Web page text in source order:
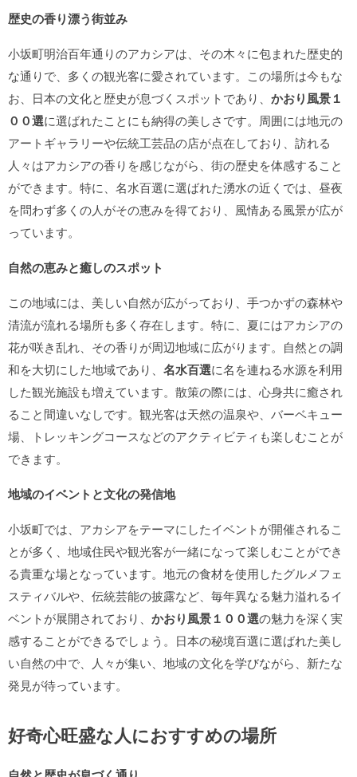
歴史の香り漂う街並み
小坂町明治百年通りのアカシアは、その木々に包まれた歴史的
な通りで、多くの観光客に愛されています。この場所は今もな
お、日本の文化と歴史が息づくスポットであり、 かおり風景１
００選に選ばれたことにも納得の美しさです。周囲には地元の
アートギャラリーや伝統工芸品の店が点在しており、訪れる
人々はアカシアの香りを感じながら、街の歴史を体感すること
ができます。特に、名水百選に選ばれた湧水の近くでは、昼夜
を問わず多くの人がその恵みを得ており、風情ある風景が広が
っています。
自然の恵みと癒しのスポット
この地域には、美しい自然が広がっており、手つかずの森林や
清流が流れる場所も多く存在します。特に、夏にはアカシアの
花が咲き乱れ、その香りが周辺地域に広がります。自然との調
和を大切にした地域であり、 名水百選に名を連ねる水源を利用
した観光施設も増えています。散策の際には、心身共に癒され
ること間違いなしです。観光客は天然の温泉や、バーベキュー
場、トレッキングコースなどのアクティビティも楽しむことが
できます。
地域のイベントと文化の発信地
小坂町では、アカシアをテーマにしたイベントが開催されるこ
とが多く、地域住民や観光客が一緒になって楽しむことができ
る貴重な場となっています。地元の食材を使用したグルメフェ
スティバルや、伝統芸能の披露など、毎年異なる魅力溢れるイ
ベントが展開されており、 かおり風景１００選の魅力を深く実
感することができるでしょう。日本の秘境百選に選ばれた美し
い自然の中で、人々が集い、地域の文化を学びながら、新たな
発見が待っています。
好奇心旺盛な人におすすめの場所